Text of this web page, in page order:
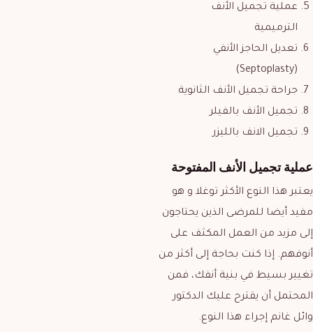
عملية تجميل الأنف
الترميمية
تعديل الحاجز الأنفي
(Septoplasty)
جراحة تجميل الأنف الثانوية
تجميل الأنف بالفيلر
تجميل الانف بالليزر
عملية تجميل الأنف المفتوحة
يعتبر هذا النوع الأكثر توغلا و هو
مفيد أيضا للمرضى الذين يحتاجون
إلى مزيد من العمل المكثف على
أنوفهم. إذا كنت بحاجة إلى أكثر من
تغيير بسيط في بنية أنفك، فمن
المحتمل أن يقترح عليك الدكتور
وائل غانم إجراء هذا النوع.